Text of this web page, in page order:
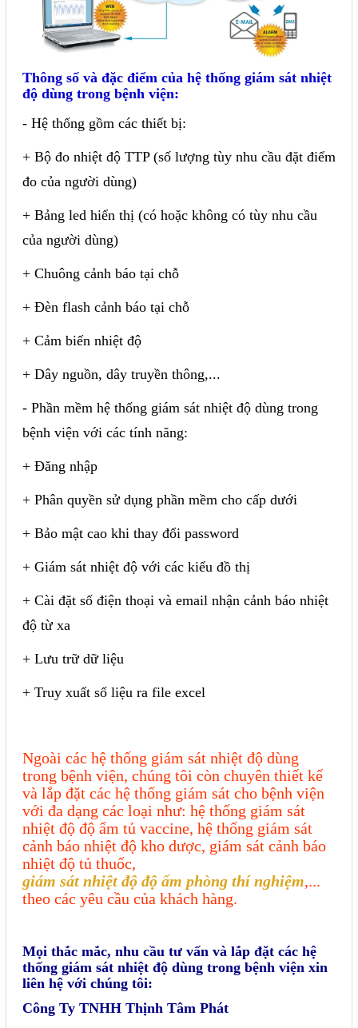
Thông số và đặc điểm của hệ thống giám sát nhiệt
độ dùng trong bệnh viện:
- Hệ thống gồm các thiết bị:
+ Bộ đo nhiệt độ TTP (số lượng tùy nhu cầu đặt điểm
đo của người dùng)
+ Bảng led hiển thị (có hoặc không có tùy nhu cầu
của người dùng)
+ Chuông cảnh báo tại chỗ
+ Đèn flash cảnh báo tại chỗ
+ Cảm biến nhiệt độ
+ Dây nguồn, dây truyền thông,...
- Phần mềm hệ thống giám sát nhiệt độ dùng trong
bệnh viện với các tính năng:
+ Đăng nhập
+ Phân quyền sử dụng phần mềm cho cấp dưới
+ Bảo mật cao khi thay đổi password
+ Giám sát nhiệt độ với các kiểu đồ thị
+ Cài đặt số điện thoại và email nhận cảnh báo nhiệt
độ từ xa
+ Lưu trữ dữ liệu
+ Truy xuất số liệu ra file excel
Ngoài các hệ thống giám sát nhiệt độ dùng
trong bệnh viện, chúng tôi còn chuyên thiết kế
và lắp đặt các hệ thống giám sát cho bệnh viện
với đa dạng các loại như: hệ thống giám sát
nhiệt độ độ ẩm tủ vaccine, hệ thống giám sát
cảnh báo nhiệt độ kho dược, giám sát cảnh báo
nhiệt độ tủ thuốc,
giám sát nhiệt độ độ ẩm phòng thí nghiệm,...
theo các yêu cầu của khách hàng.
Mọi thắc mắc, nhu cầu tư vấn và lắp đặt các hệ
thống giám sát nhiệt độ dùng trong bệnh viện xin
liên hệ với chúng tôi:
Công Ty TNHH Thịnh Tâm Phát